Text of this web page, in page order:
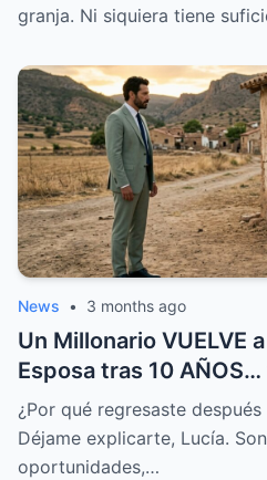
granja. Ni siquiera tiene
News • 3 months ago
Un Millonario VUELVE
Esposa tras 10 AÑOS…
en SHOCK
¿Por qué regresaste
Déjame explicarte, Lucía.
oportunidades,…